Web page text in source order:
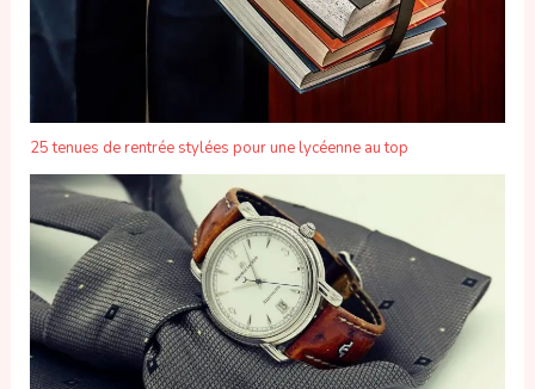
25 tenues de rentrée stylées pour une lycéenne au top